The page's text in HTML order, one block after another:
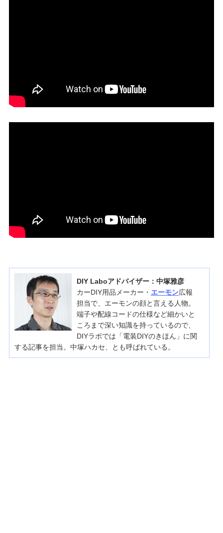
DIY Laboアドバイザー：中塚雅彦
カーDIY用品メーカー・ エーモン広報
担当で、エーモンの顔と言える人物。
端子や配線コードの仕様など細かいと
ころまで深い知識を持っているので、
DIYラボでは「電装DIYのきほん」に関
する記事を担当。中塚ハカセ、とも呼ばれている。